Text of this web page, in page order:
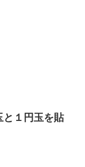
と１円玉を貼